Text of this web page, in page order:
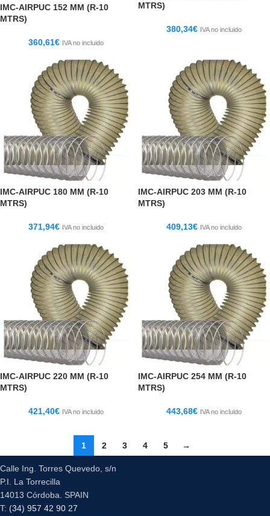
IMC-AIRPUC 152 MM (R-10
MTRS)
360,61€ IVA no incluido
MTRS)
380,34€ IVA no incluido
IMC-AIRPUC 180 MM (R-10
MTRS)
371,94€ IVA no incluido
IMC-AIRPUC 203 MM (R-10
MTRS)
409,13€ IVA no incluido
IMC-AIRPUC 220 MM (R-10
MTRS)
421,40€ IVA no incluido
IMC-AIRPUC 254 MM (R-10
MTRS)
443,68€ IVA no incluido
1 2 3 4 5 →
Calle Ing. Torres Quevedo, s/n
P.I. La Torrecilla
14013 Córdoba. SPAIN
T: (34) 957 42 90 27